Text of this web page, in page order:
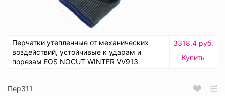
Перчатки утепленные от механических
воздействий, устойчивые к ударам и
порезам EOS NOCUT WINTER VV913
3318.4 руб.
Купить
Пер311